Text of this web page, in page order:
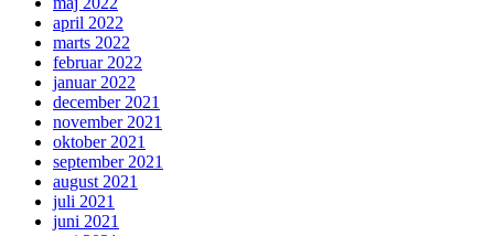
april 2022
marts 2022
februar 2022
januar 2022
december 2021
november 2021
oktober 2021
september 2021
august 2021
juli 2021
juni 2021